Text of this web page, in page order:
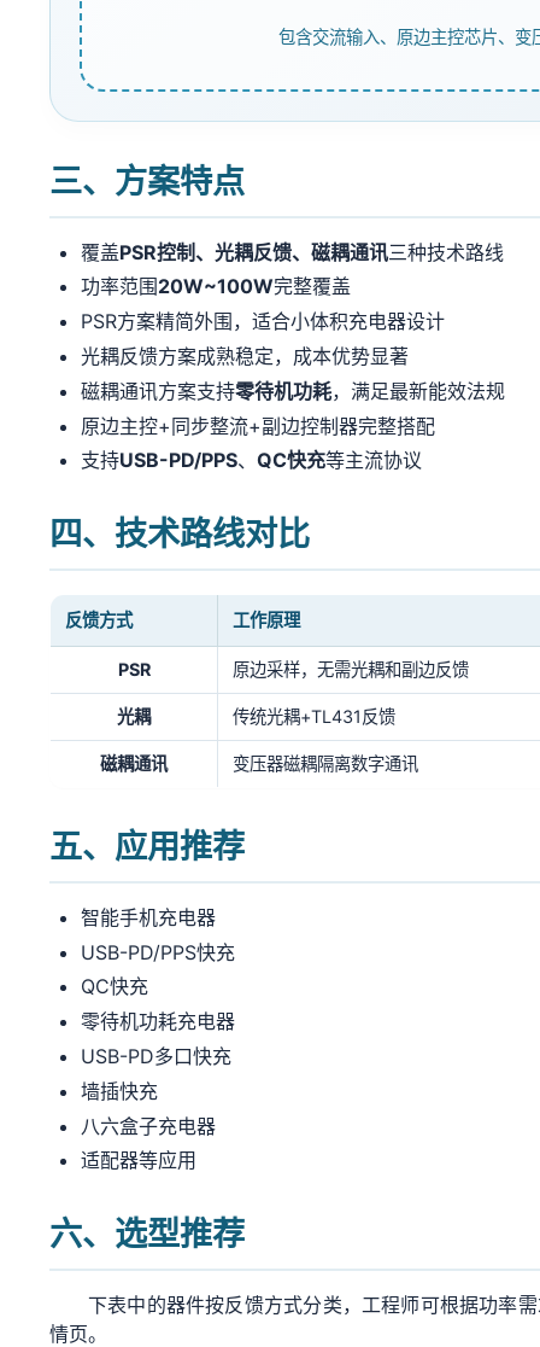
包含交流输入、原边主控芯片、变
三、方案特点
覆盖PSR控制、光耦反馈、磁耦通讯三种技术路线
功率范围20W~100W完整覆盖
PSR方案精简外围，适合小体积充电器设计
光耦反馈方案成熟稳定，成本优势显著
磁耦通讯方案支持零待机功耗，满足最新能效法规
原边主控+同步整流+副边控制器完整搭配
支持USB-PD/PPS、 QC快充等主流协议
四、技术路线对比
反馈方式 工作原理
PSR 原边采样，无需光耦和副边反馈
光耦 传统光耦+TL431反馈
磁耦通讯 变压器磁耦隔离数字通讯
五、应用推荐
智能手机充电器
USB-PD/PPS快充
QC快充
零待机功耗充电器
USB-PD多口快充
墙插快充
八六盒子充电器
适配器等应用
六、选型推荐
下表中的器件按反馈方式分类，工程师可根据功率
情页。